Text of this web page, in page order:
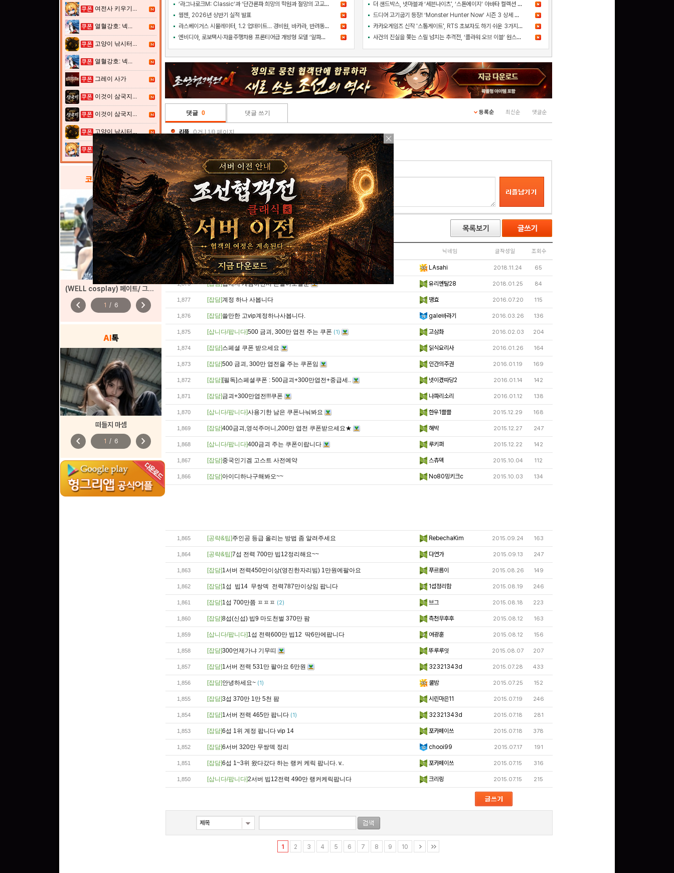
여전사 키우기...
열혈강호: 넥...
고양이 낚시터...
열혈강호: 넥...
그레이 사가
이것이 삼국지...
이것이 삼국지...
고양이 낚시터...
여전사 키우기...
코스프레갤러리
(WELL cosplay) 페이트/ 그랜드 오더
chevron_left 1 / 6 chevron_right
AI톡
떠들지 마셈
chevron_left 1 / 6 chevron_right
’라그나로크M: Classic’과 ‘단간론파 희망의 학원과 절망의 고교생’ 콜라보 이벤트
웹젠, 2026년 상반기 실적 발표
라스베이거스 시뮬레이터, 1.2 업데이트… 경비원, 바카라, 반려동물 추가
엔비디아, 로보택시·자율주행차용 프론티어급 개방형 모델 ‘알파마요 2 슈퍼’ 상업적 이용 가능
더 샌드박스, 넷마블과 ‘세븐나이츠', ‘스톤에이지’ 아바타 컬렉션 출시
드디어 고기굽기 등장! ‘Monster Hunter Now’ 시즌 3 상세 정보 공개
카카오게임즈 신작 '스톰게이트', RTS 초보자도 하기 쉬운 3가지 이유
사건의 진실을 쫓는 스릴 넘치는 추격전, ‘플라워 오브 이블’ 원스토어 정식 출시!
댓글 0 댓글 쓰기 등록순 최신순 댓글순
리플 0건 l 1/0 페이지
리플쓰기 이모티콘 주사위
글번호 글제목 닉네임 글작성일 조회수
1,879 [잡담]광고 .. 지겹다 LAsahi 2018.11.24 65
1,878 [잡담]집에서 게임하면서 돈벌어보실분 유리멘탈28 2018.01.25 84
1,877 [잡담]계정 하나 사봅니다 땡효 2016.07.20 115
1,876 [잡담]쓸만한 고vip계정하나사봅니다. gale바라기 2016.03.26 136
1,875 [삽니다/팝니다]500 금괴, 300만 엽전 주는 쿠폰 (1) 고삼촤 2016.02.03 204
1,874 [잡담]스페셜 쿠폰 받으세요 읽식요리사 2016.01.26 164
1,873 [잡담]500 금괴, 300만 엽전을 주는 쿠폰임 인간의주권 2016.01.19 169
1,872 [잡담] [필독]스페셜쿠폰 : 500금괴+300만엽전+중급세.. 넷이겠따당2 2016.01.14 142
1,871 [잡담]금괴+300만엽전!!!쿠폰 나파리소리 2016.01.12 138
1,870 [삽니다/팝니다]사용기한 남은 쿠폰나눠봐요 한우1쁠쁠 2015.12.29 168
1,869 [잡담]400금괴,영석주머니,200만 엽전 쿠폰받으세요★ 해박 2015.12.27 247
1,868 [삽니다/팝니다]400금괴 주는 쿠폰이랍니다 루키퍼 2015.12.22 142
1,867 [잡담]중국인기겜 고스트 사전예약 스츄덱 2015.10.04 112
1,866 [잡담]아이디하나구해봐오~~ No80밍키크c 2015.10.03 134
1,865 [공략&팁]주인공 등급 올리는 방법 좀 알려주세요 RebechaKim 2015.09.24 163
1,864 [공략&팁]7섭 전력 700만 빕12정리해요~~ 다연가 2015.09.13 247
1,863 [잡담]1서버 전력450만이상(영진한자리빔) 1만원에팔아요 푸르름이 2015.08.26 149
1,862 [잡담]1섭 빕14 무쌍덱 전력787만이상임 팝니다 1섭정리함 2015.08.19 246
1,861 [잡담]1섭 700만쯤 ㅍㅍㅍ (2) 브그 2015.08.18 223
1,860 [잡담]8섭(신섭) 빕9 마도천벌 370만 팜 측천무후후 2015.08.12 163
1,859 [삽니다/팝니다]1섭 전력600만 빕12 딱6만에팝니다 여광훈 2015.08.12 156
1,858 [잡담]300언제가냐 기무띠 뚜루루잇 2015.08.07 207
1,857 [잡담]1서버 전력 531만 팔아요 6만원 32321343d 2015.07.28 433
1,856 [잡담]안녕하세요~ (1) 쿨밤 2015.07.25 152
1,855 [잡담]3섭 370만 1만 5천 팜 시린마은11 2015.07.19 246
1,854 [잡담]1서버 전력 465만 팝니다 (1) 32321343d 2015.07.18 281
1,853 [잡담]6섭 1위 계정 팝니다 vip 14 포카페이쓰 2015.07.18 378
1,852 [잡담]6서버 320만 무쌍덱 정리 chooi99 2015.07.17 191
1,851 [잡담]6섭 1~3위 왔다갔다 하는 랭커 케릭 팝니다. v.. 포카페이쓰 2015.07.15 316
1,850 [삽니다/팝니다]2서버 빕12전력 490만 랭커케릭팝니다 크리링 2015.07.15 215
1 2 3 4 5 6 7 8 9 10